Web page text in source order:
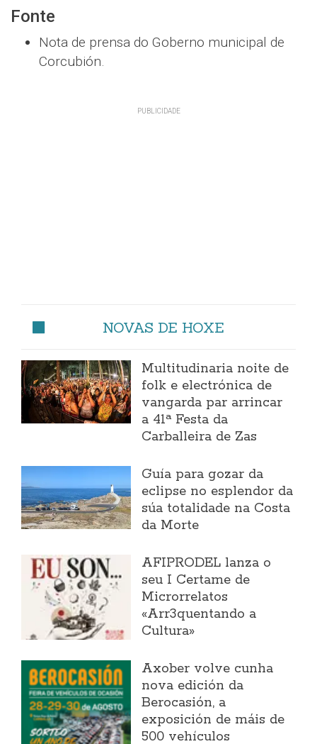
Fonte
Nota de prensa do Goberno municipal de
Corcubión.
NOVAS DE HOXE
Multitudinaria noite de
folk e electrónica de
vangarda par arrincar
a 41ª Festa da
Carballeira de Zas
Guía para gozar da
eclipse no esplendor da
súa totalidade na Costa
da Morte
AFIPRODEL lanza o
seu I Certame de
Microrrelatos
«Arr3quentando a
Cultura»
Axober volve cunha
nova edición da
Berocasión, a
exposición de máis de
500 vehículos